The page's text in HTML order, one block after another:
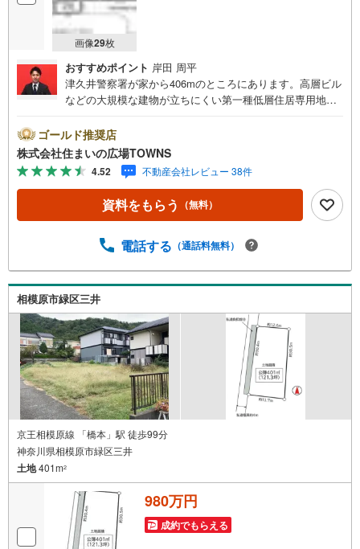
画像29枚
おすすめポイント 岸田 周平
津久井警察署が家から406mのところにあります。高層ビル
などの大規模な建物が立ちにくい第一種低層住居専用地域
積は198.41平米（公簿）です。環境の良いエリアにある売
地です。こちらは住宅用地です。【年中無休/9:00～21:0
0】人気物件は特にお問い合わせが集中するため、お早めに
お電話下さい。「室内・現地を見学する」ボタンよりご予
約頂くとご見学がスムーズです。■その他、各種ご相談も承
っております。○住宅ローンのご相談○ライフプランのシミ
なスタッフが親身になってお客様に合った物件をご紹介さ
でお気軽にお問い合わせ下さい♪駐車場もございますの
で、お車でのお越しも大歓迎です！
ゴールド推奨店
株式会社住まいの広場TOWNS
4.52 不動産会社レビュー 38件
資料をもらう （無料）
電話する （通話料無料）
相模原市緑区三井
京王相模原線 「橋本」駅 徒歩99分
神奈川県相模原市緑区三井
土地401m2
980万円
成約でもらえる